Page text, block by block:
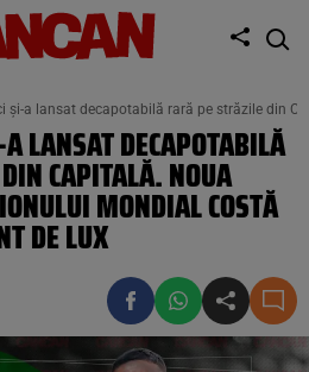
și-a lansat decapotabilă rară pe străzile din
LANSAT DECAPOTABILĂ
CAPITALĂ. NOUA
MONDIAL COSTĂ
DE LUX